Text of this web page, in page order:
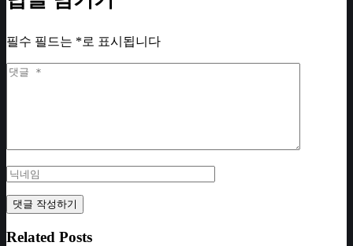
필수 필드는 *로 표시됩니다
Related Posts